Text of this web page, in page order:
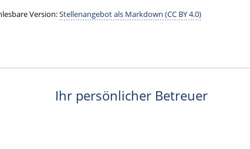
Version:Stellenangebot als Markdown (CC BY 4.0)
Ihr persönlicher Betreuer